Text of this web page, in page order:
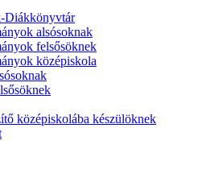
Diákkönyvtár
alsósoknak
felsősöknek
középiskola
középiskolába készülöknek